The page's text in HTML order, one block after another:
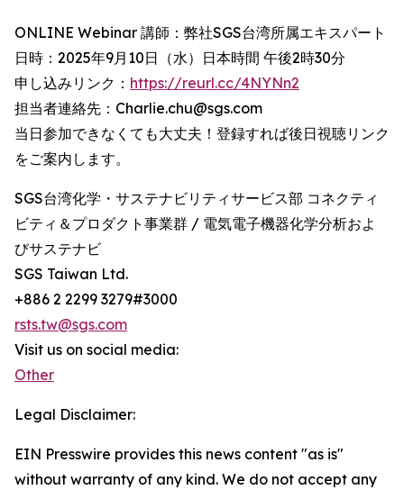
ONLINE Webinar 講師：弊社SGS台湾所属エキスパート
日時：2025年9月10日（水）日本時間 午後2時30分
申し込みリンク： https://reurl.cc/4NYNn2
担当者連絡先：Charlie.chu@sgs.com
当日参加できなくても大丈夫！登録すれば後日視聴リンク
をご案内します。
SGS台湾化学・サステナビリティサービス部 コネクティ
ビティ＆プロダクト事業群 / 電気電子機器化学分析およ
びサステナビ
SGS Taiwan Ltd.
+886 2 2299 3279#3000
rsts.tw@sgs.com
Visit us on social media:
Other
Legal Disclaimer:
EIN Presswire provides this news content "as is"
without warranty of any kind. We do not accept any